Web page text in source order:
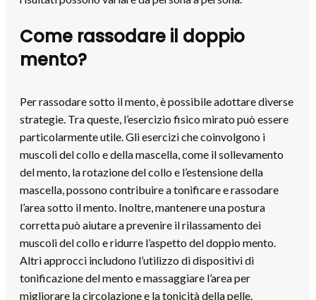
Come rassodare il doppio
mento?
Per rassodare sotto il mento, è possibile adottare diverse
strategie. Tra queste, l’esercizio fisico mirato può essere
particolarmente utile. Gli esercizi che coinvolgono i
muscoli del collo e della mascella, come il sollevamento
del mento, la rotazione del collo e l’estensione della
mascella, possono contribuire a tonificare e rassodare
l’area sotto il mento. Inoltre, mantenere una postura
corretta può aiutare a prevenire il rilassamento dei
muscoli del collo e ridurre l’aspetto del doppio mento.
Altri approcci includono l’utilizzo di dispositivi di
tonificazione del mento e massaggiare l’area per
migliorare la circolazione e la tonicità della pelle.